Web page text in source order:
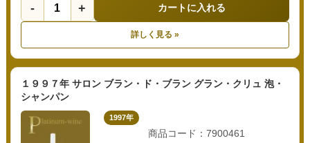
- + カートに入れる
詳しく見る »
１９９７年 サロン ブラン・ド・ブラン グラン・クリュ 泡・
シャンパン
1997年
商品コード：7900461